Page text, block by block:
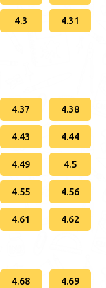
4.3 4.31
4.37 4.38
4.43 4.44
4.49 4.5
4.55 4.56
4.61 4.62
4.68 4.69